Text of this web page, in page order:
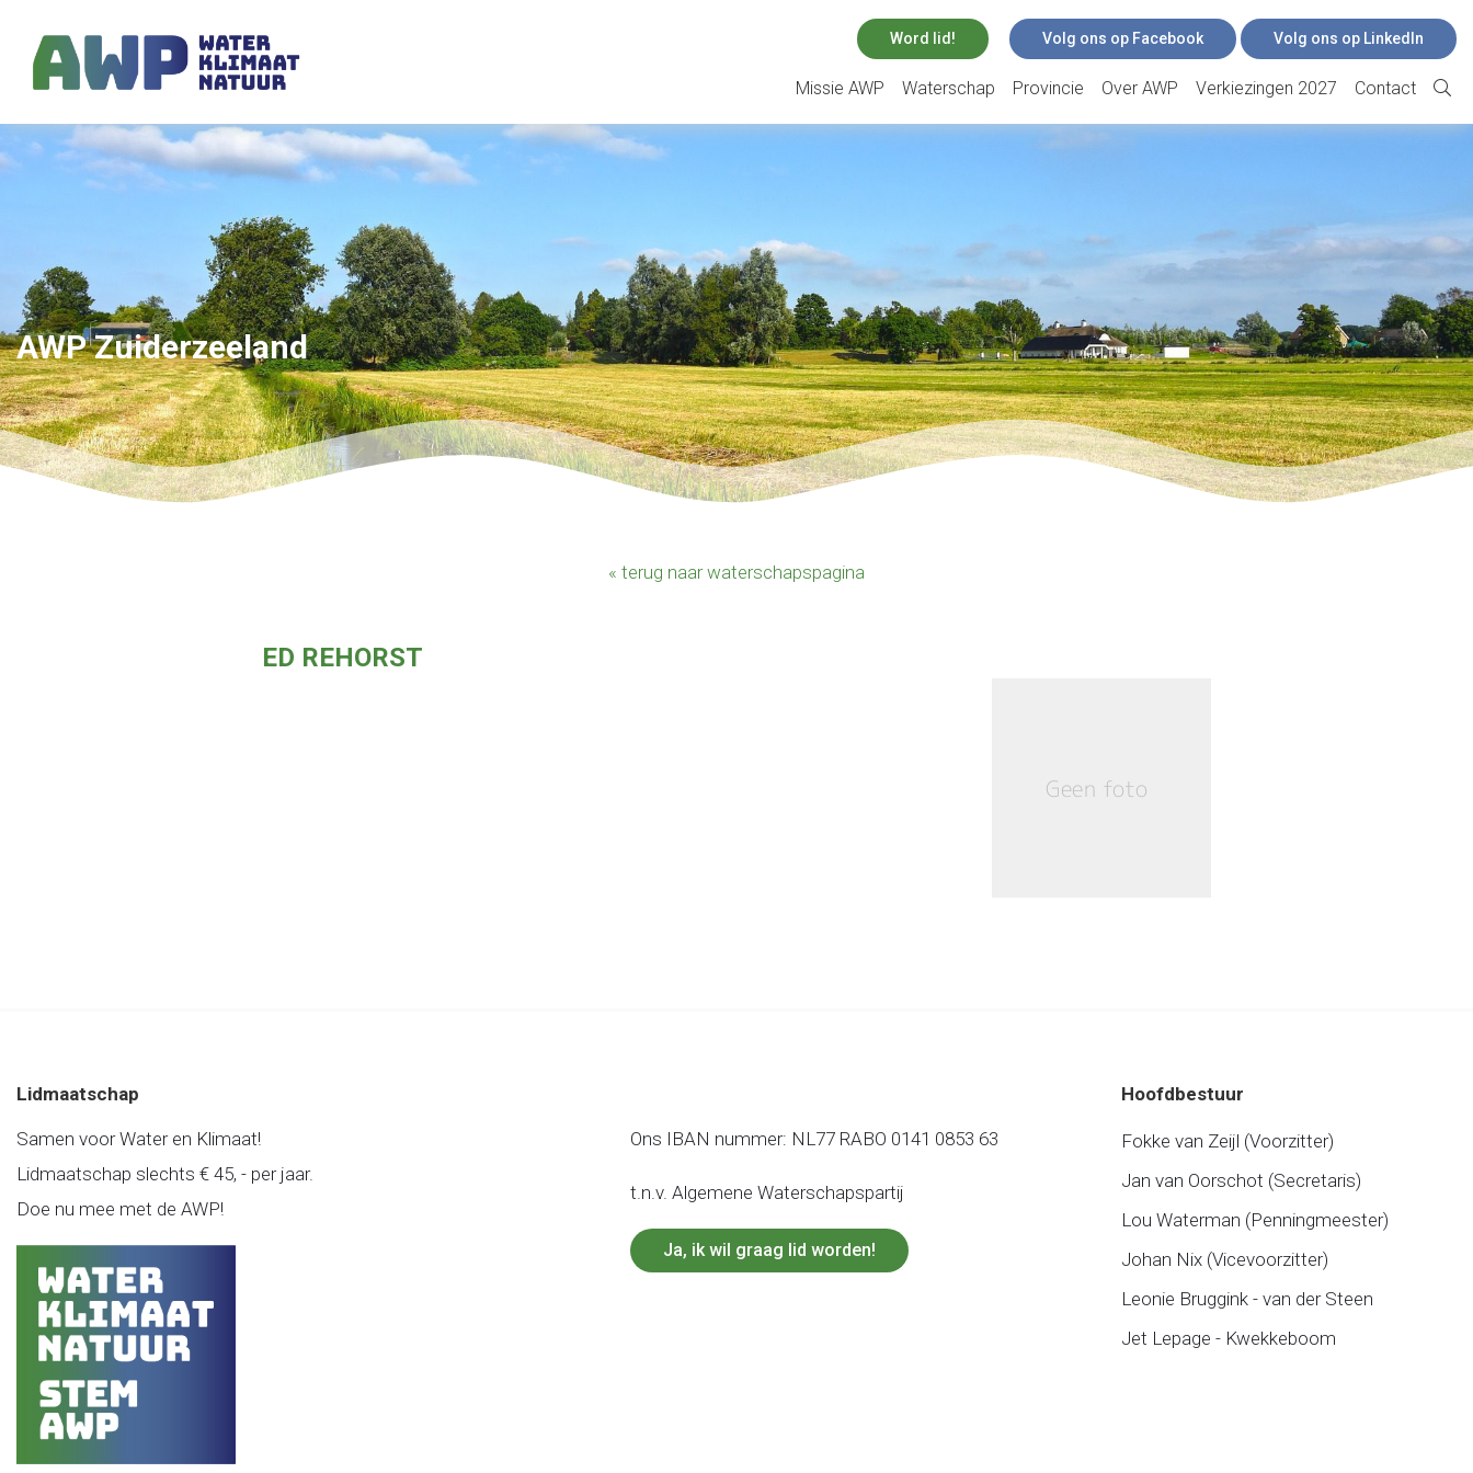
Word lid! Volg ons op Facebook Volg ons op LinkedIn
Missie AWP Waterschap Provincie Over AWP Verkiezingen 2027 Contact
AWP Zuiderzeeland
« terug naar waterschapspagina
ED REHORST
Lidmaatschap Hoofdbestuur
Samen voor Water en Klimaat!
Lidmaatschap slechts € 45, - per jaar.
Doe nu mee met de AWP!
Ons IBAN nummer: NL77 RABO 0141 0853 63
t.n.v. Algemene Waterschapspartij
Ja, ik wil graag lid worden!
Fokke van Zeijl (Voorzitter)
Jan van Oorschot (Secretaris)
Lou Waterman (Penningmeester)
Johan Nix (Vicevoorzitter)
Leonie Bruggink - van der Steen
Jet Lepage - Kwekkeboom